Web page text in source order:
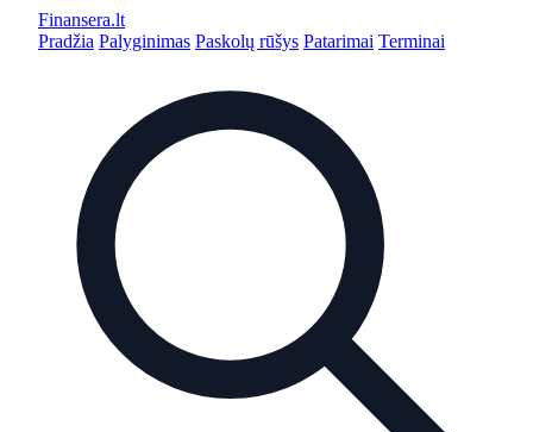
Finansera.lt
Pradžia Palyginimas Paskolų rūšys Patarimai Terminai